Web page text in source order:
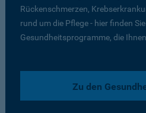
Rückenschmerzen,
rund um die Pflege - hier finden
Gesundheitsprogramme, die
Zu den